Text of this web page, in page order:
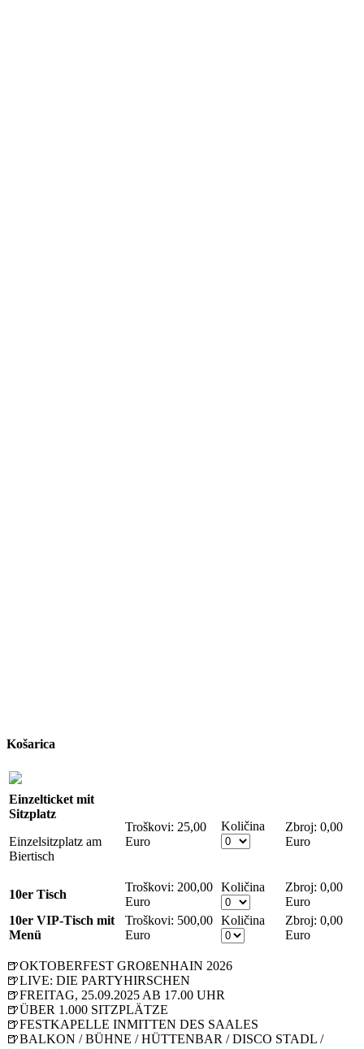
Košarica
Einzelticket mit
Sitzplatz
Einzelsitzplatz am
Biertisch
Troškovi: 25,00
Euro
Količina
0,00
Euro
10er Tisch
Troškovi: 200,00
Euro
Količina
0,00
Euro
10er VIP-Tisch mit
Menü
Troškovi: 500,00
Euro
Količina
0,00
Euro
🍺OKTOBERFEST GROßENHAIN 2026
🍺LIVE: DIE PARTYHIRSCHEN
🍺FREITAG, 25.09.2025 AB 17.00 UHR
🍺ÜBER 1.000 SITZPLÄTZE
🍺FESTKAPELLE INMITTEN DES SAALES
🍺BALKON / BÜHNE / HÜTTENBAR / DISCO STADL /